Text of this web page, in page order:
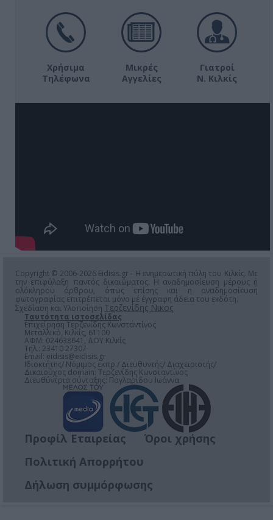
Χρήσιμα
Τηλέφωνα
Μικρές
Αγγελίες
Γιατροί
Ν. Κιλκίς
Copyright © 2006-2026 Eidisis.gr - Η ενημερωτική πύλη του Κιλκίς. Με
την επιφύλαξη παντός δικαιώματος. Η αναδημοσίευση μέρους ή
ολόκληρου άρθρου, όπως επίσης και η αναδημοσίευση
φωτογραφίας επιτρέπεται μόνο μέ έγγραφη άδεια του εκδότη.
Σχεδίαση και Υλοποίηση Τερζενίδης Νικος
Ταυτότητα ιστοσελίδας
Επιχείρηση Τερζενίδης Κωνσταντίνος
Μεταλλικό, Κιλκίς, 61100
ΑΦΜ: 024638641, ΔΟΥ Κιλκίς
Τηλ.: 23410 27307
Email: eidisis@eidisis.gr
Ιδιοκτήτης/ Νόμιμος εκπρ./ Διευθυντής/ Διαχειριστής/
Δικαιούχος domain: Τερζενίδης Κωνσταντίνος
Διευθύντρια σύνταξης: Παγλαρίδου Ιωάννα
Προφίλ Εταιρείας
Όροι χρήσης
Πολιτική Απορρήτου
Δήλωση συμμόρφωσης